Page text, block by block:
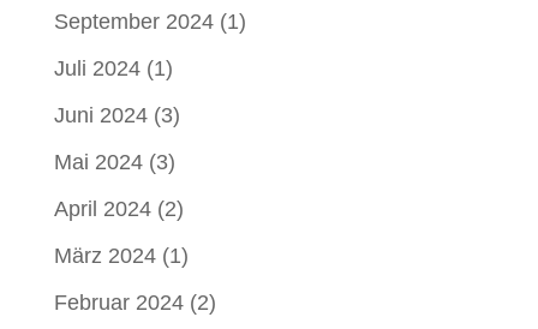
September 2024(1)
Juli 2024(1)
Juni 2024(3)
Mai 2024(3)
April 2024(2)
März 2024(1)
Februar 2024(2)